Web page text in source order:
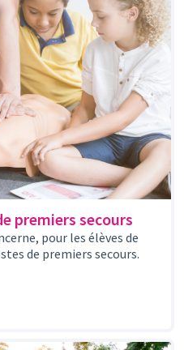
premiers secours
pour les élèves de
de premiers secours.